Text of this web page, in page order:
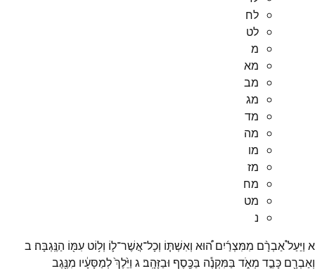
לח
לט
מ
מא
מב
מג
מד
מה
מו
מז
מח
מט
נ
א וַיַּעַל֩אַבְרָ֨ם מִמִּצְרַ֜יִם ה֠וּא וְאִשְׁתּ֧וֹ וְכָל־אֲשֶׁר־ל֛וֹ וְל֥וֹט עִמּ֖וֹ הַנֶּֽגְבָּה׃ ב
וְאַבְרָ֖ם כָּבֵ֣ד מְאֹ֑ד בַּמִּקְנֶ֕ה בַּכֶּ֖סֶף וּבַזָּהָֽב׃ג וַיֵּ֙לֶךְ֙לְמַסָּעָ֔יו מִנֶּ֖גֶב